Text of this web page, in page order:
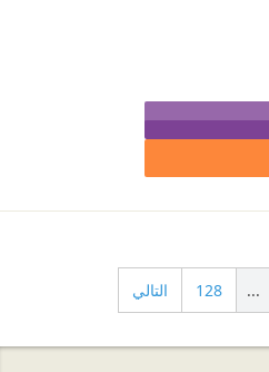
...
128 التالي